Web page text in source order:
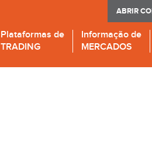
ABRIR
Plataformas de
TRADING
Informação de
MERCADOS